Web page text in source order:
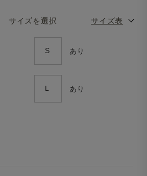
サイズを選択 サイズ表
S あり
L あり